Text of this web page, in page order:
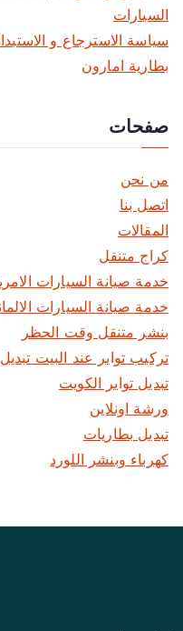
السيارات
سياسة الاسترجاع و
بطارية امارون
صفحات
من نحن
اتصل بنا
المقالات
كراج متنقل
خدمة صيانة السيارات الامريكية
خدمة صيانة السيارات الالمانية
بنشر متنقل وقت الحظر
تركيب تواير عند البيت
تبديل تواير الكويت
ورشة اونلاين
تبديل بطاريات
كهرباء وبنشر اللورد